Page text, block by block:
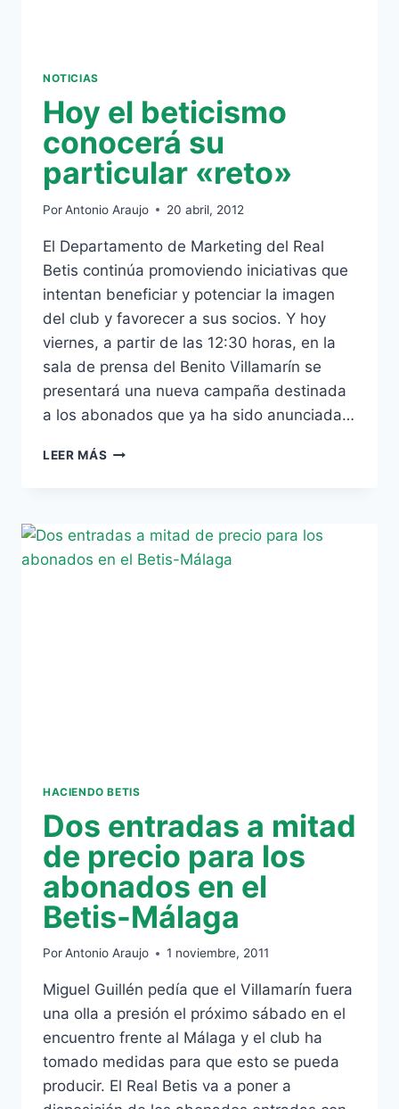
NOTICIAS
Hoy el beticismo
conocerá su
particular «reto»
PorAntonio Araujo 20 abril, 2012
El Departamento de Marketing del Real
Betis continúa promoviendo iniciativas que
intentan beneficiar y potenciar la imagen
del club y favorecer a sus socios. Y hoy
viernes, a partir de las 12:30 horas, en la
sala de prensa del Benito Villamarín se
presentará una nueva campaña destinada
a los abonados que ya ha sido anunciada…
LEER MÁS HOY
PARTICULAR
«RETO»
HACIENDO BETIS
Dos entradas a mitad
de precio para los
abonados en el
Betis-Málaga
PorAntonio Araujo 1 noviembre, 2011
Miguel Guillén pedía que el Villamarín fuera
una olla a presión el próximo sábado en el
encuentro frente al Málaga y el club ha
tomado medidas para que esto se pueda
producir. El Real Betis va a poner a